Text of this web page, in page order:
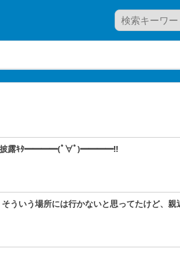
で初披露ｷﾀ━━━━(ﾟ∀ﾟ)━━━━!!
ういう場所には行かないと思ってたけど、親